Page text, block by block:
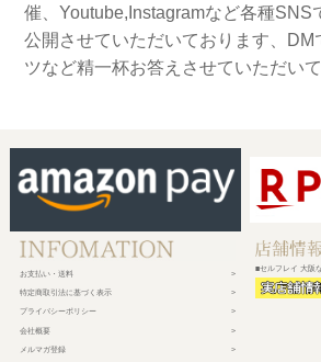
催、Youtube,Instagramなど各種SNS
公開させていただいております、DM
ツなど精一杯お答えさせていただい
お支払い・送料
特定商取引法に基づく表示
プライバシーポリシー
会社概要
メルマガ登録
■セルフレイ 大阪